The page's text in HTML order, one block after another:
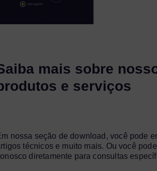
mais sobre
e serviços
nossa seção de download, você pode
técnicos e muito mais. Ou você pode
diretamente para consultas